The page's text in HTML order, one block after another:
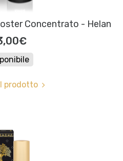
Concentrato - Helan
prodotto